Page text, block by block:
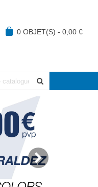
0 OBJET(S) - 0,00 €